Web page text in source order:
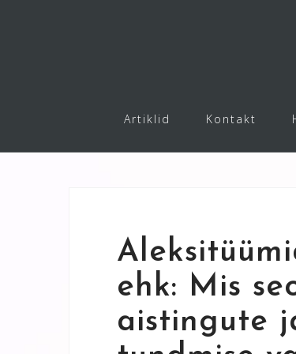
Artiklid Kontakt
ehk: Mis
aistingute